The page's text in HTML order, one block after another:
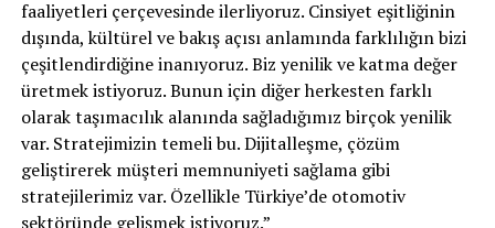
faaliyetleri çerçevesinde ilerliyoruz. Cinsiyet eşitliğinin
dışında, kültürel ve bakış açısı anlamında farklılığın bizi
çeşitlendirdiğine inanıyoruz. Biz yenilik ve katma değer
üretmek istiyoruz. Bunun için diğer herkesten farklı
olarak taşımacılık alanında sağladığımız birçok yenilik
var. Stratejimizin temeli bu. Dijitalleşme, çözüm
geliştirerek müşteri memnuniyeti sağlama gibi
stratejilerimiz var. Özellikle Türkiye’de otomotiv
sektöründe gelişmek istiyoruz.”